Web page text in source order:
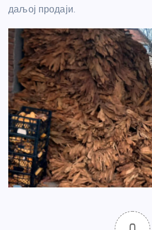
даљој продаји.